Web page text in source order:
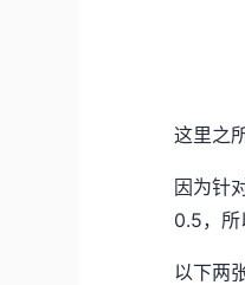
这里之
因为针
0.5，所
以下两